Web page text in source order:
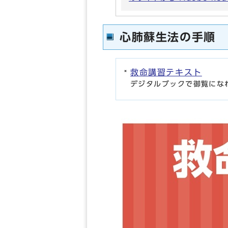
心肺蘇生法の手順
救命講習テキスト
デジタルブックで御覧にな